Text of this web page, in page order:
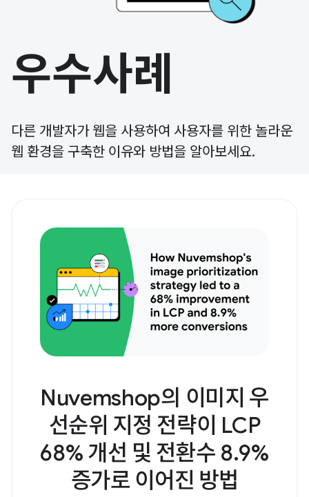
우수사례
다른 개발자가 웹을 사용하여 사용자를 위한 놀라운
웹 환경을 구축한 이유와 방법을 알아보세요.
Nuvemshop의 이미지 우
선순위 지정 전략이 LCP
68% 개선 및 전환수 8.9%
증가로 이어진 방법